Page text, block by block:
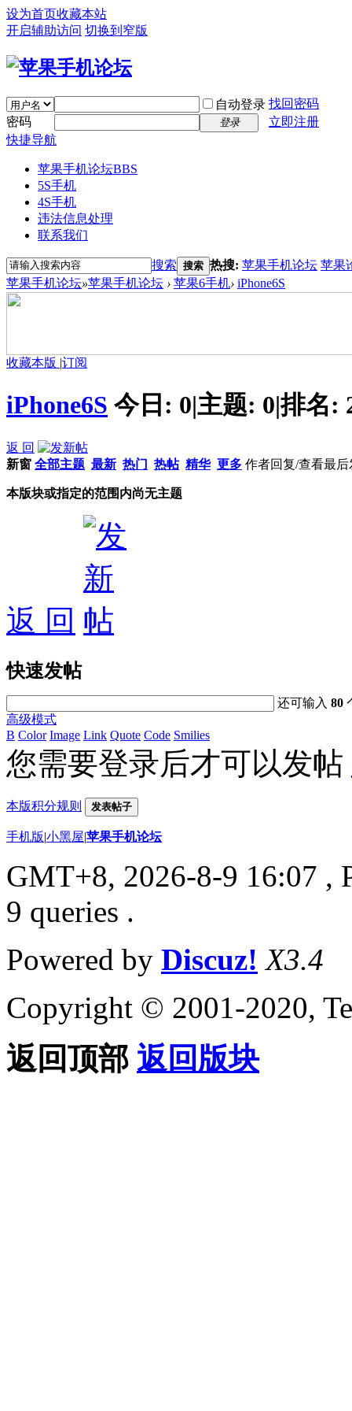
设为首页收藏本站
开启辅助访问 切换到窄版
自动登录 找回密码
密码
登录
立即注册
快捷导航
苹果手机论坛BBS
5S手机
4S手机
违法信息处理
联系我们
搜索 搜索 热搜: 苹果手机论坛 苹果
苹果手机论坛»苹果手机论坛 › 苹果6手机› iPhone6S
收藏本版 |订阅
iPhone6S 今日: 0|主题: 0|排名:
返 回
新窗 全部主题 最新 热门 热帖 精华 更多 作者回复/查看最后
本版块或指定的范围内尚无主题
返 回
快速发帖
还可输入80
高级模式
B Color Image Link Quote Code Smilies
您需要登录后才可以发帖
本版积分规则 发表帖子
手机版|小黑屋|苹果手机论坛
GMT+8, 2026-8-9 16:07 ,
9 queries .
Powered by Discuz! X3.4
Copyright © 2001-2020,
返回顶部 返回版块